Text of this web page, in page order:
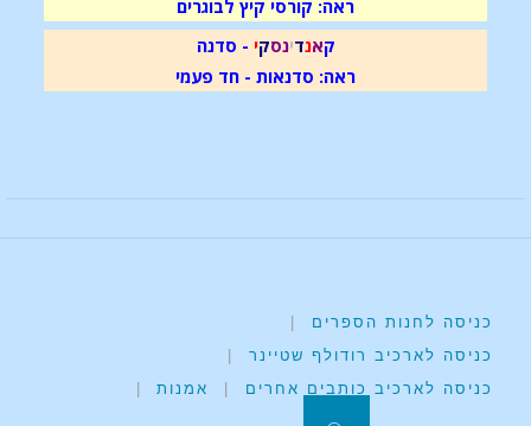
ראה: קורסי קיץ לבוגרים
קאנדינסקי - סדנה
ראה: סדנאות - חד פעמי
כניסה לחנות הספרים
כניסה לארכיב רודולף שטיינר
כניסה לארכיב כותבים אחרים
אמנות